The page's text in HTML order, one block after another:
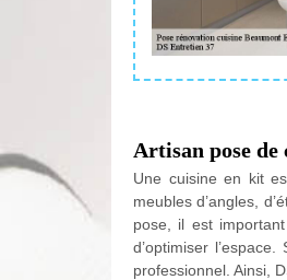
Artisan pose de
Une cuisine en kit
meubles d’angles,
pose, il est
d’optimiser
professionnel. Ainsi,